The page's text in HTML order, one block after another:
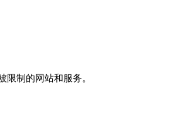
制的网站和服务。